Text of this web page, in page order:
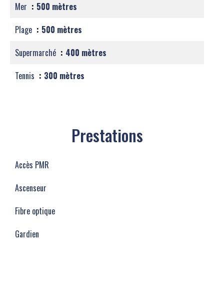
Mer
500 mètres
Plage
500 mètres
Supermarché
400 mètres
Tennis
300 mètres
Prestations
Accès PMR
Ascenseur
Fibre optique
Gardien